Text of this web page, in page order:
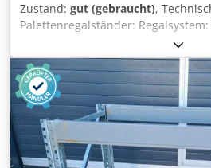
Zustand: gut (gebraucht),
Palettenregalständer: Regalsystem:
Lieferumfang sind enthalten: 01x
gebraucht Materialfarbe: sendz.
Ständerprofilabm.: 90 x 65 x 2.0
Diagonalstreben, Fußplatten Die
( geschraubtes Fachwerk ) 4.800
Codenfvlyspfx Agtsrf Hinweis: Die
sind nicht Bestandteil des
optional erworben werden.